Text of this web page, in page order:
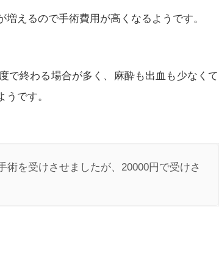
えるので手術費用が高くなるようです。
で終わる場合が多く、麻酔も出血も少なくて
です。
を受けさせましたが、20000円で受けさ